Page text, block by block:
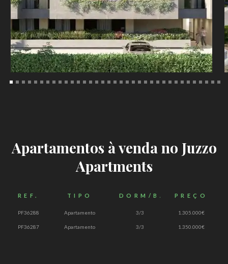
Apartamentos à venda no Juzzo
Apartments
REF. TIPO DORM/BANHPREÇO
PF36288 Apartamento 3/3 1.305.000€
PF36287 Apartamento 3/3 1.350.000€